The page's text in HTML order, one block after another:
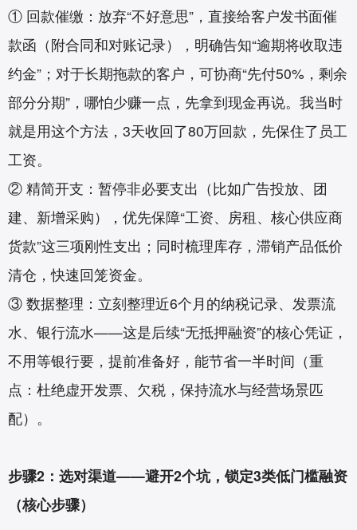
① 回款催缴：放弃“不好意思”，直接给客户发书面催
款函（附合同和对账记录），明确告知“逾期将收取违
约金”；对于长期拖款的客户，可协商“先付50%，剩余
部分分期”，哪怕少赚一点，先拿到现金再说。我当时
就是用这个方法，3天收回了80万回款，先保住了员工
工资。
② 精简开支：暂停非必要支出（比如广告投放、团
建、新增采购），优先保障“工资、房租、核心供应商
货款”这三项刚性支出；同时梳理库存，滞销产品低价
清仓，快速回笼资金。
③ 数据整理：立刻整理近6个月的纳税记录、发票流
水、银行流水——这是后续“无抵押融资”的核心凭证，
不用等银行要，提前准备好，能节省一半时间（重
点：杜绝虚开发票、欠税，保持流水与经营场景匹
配）。
步骤2：选对渠道——避开2个坑，锁定3类低门槛融资
（核心步骤）